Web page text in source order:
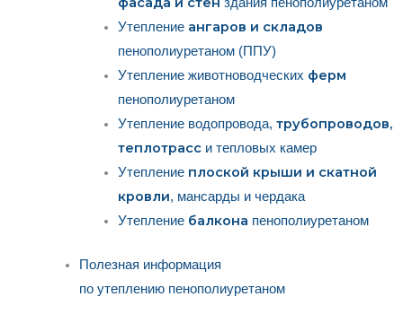
здания пенополиуретаном
Утепление ангаров и складов
пенополиуретаном (ППУ)
Утепление животноводческих ферм
пенополиуретаном
Утепление водопровода,трубопроводов,
теплотрасс и тепловых камер
Утепление плоской крыши и скатной
кровли, мансарды и чердака
Утепление балкона пенополиуретаном
Полезная информация
по утеплению пенополиуретаном